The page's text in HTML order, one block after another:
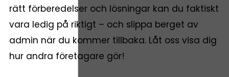
rätt förberedelser och lösningar kan du faktiskt
vara ledig på riktigt – och slippa berget av
admin när du kommer tillbaka. Låt oss visa dig
hur andra företagare gör!